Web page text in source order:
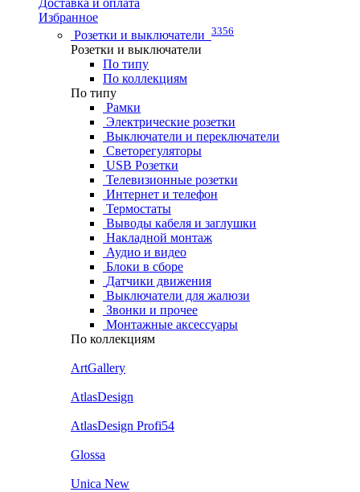
Доставка и оплата
Избранное
Розетки и выключатели 3356
Розетки и выключатели
По типу
По коллекциям
По типу
Рамки
Электрические розетки
Выключатели и переключатели
Светорегуляторы
USB Розетки
Телевизионные розетки
Интернет и телефон
Термостаты
Выводы кабеля и заглушки
Накладной монтаж
Аудио и видео
Блоки в сборе
Датчики движения
Выключатели для жалюзи
Звонки и прочее
Монтажные аксессуары
По коллекциям
ArtGallery
AtlasDesign
AtlasDesign Profi54
Glossa
Unica New